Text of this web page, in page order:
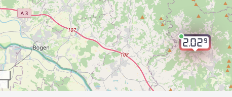
2.029